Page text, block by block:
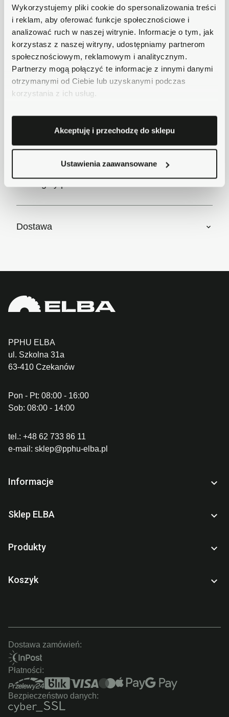
Wykorzystujemy pliki cookie do spersonalizowania treści
i reklam, aby oferować funkcje społecznościowe i
analizować ruch w naszej witrynie. Informacje o tym, jak
korzystasz z naszej witryny, udostępniamy partnerom
społecznościowym, reklamowym i analitycznym.
Partnerzy mogą połączyć te informacje z innymi danymi
otrzymanymi od Ciebie lub uzyskanymi podczas
korzystania z ich usług.
Akceptuję i przechodzę do sklepu
Ustawienia zaawansowane
Szybka wysyłka
Zamówienia wysyłamy w ciągu 1-2 dni, koszt
dostawy już od 18zł.
Bezpieczne płatności
Płatności obsługuje Przelewy24 - największy
operator płatności online w Polsce.
Masz pytania dotyczące produktu?
Zadzwoń do nas 62 733 86 11 lub napisz e-
Dostawa
PPHU ELBA
ul. Szkolna 31a
63-410 Czekanów
Pon - Pt: 08:00 - 16:00
Sob: 08:00 - 14:00
tel.: +48 62 733 86 11
e-mail: sklep@pphu-elba.pl
Informacje 
Sklep ELBA 
Produkty 
Koszyk 
Dostawa zamówień:
Płatności:
Bezpieczeństwo danych: